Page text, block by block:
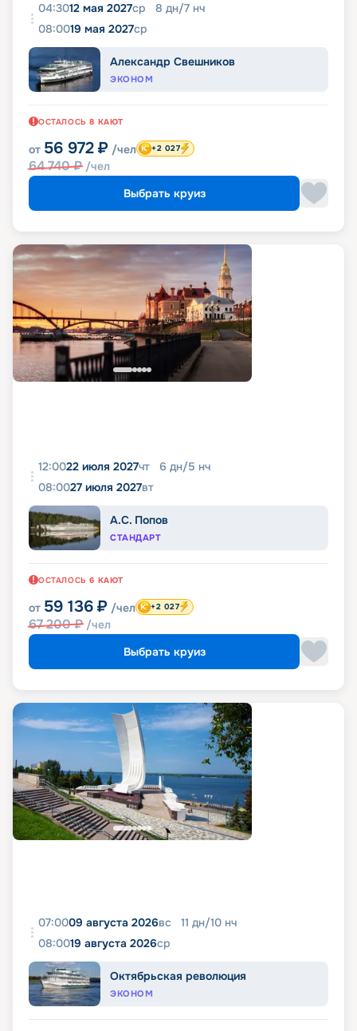
04:3012 мая 2027ср 8 дн/7 нч
08:0019 мая 2027ср
Александр Свешников
ЭКОНОМ
ОСТАЛОСЬ 8 КАЮТ
от 56 972 ₽ /чел
64 740₽ /чел
+2 027
Выбрать круиз
12:0022 июля 2027чт 6 дн/5 нч
08:0027 июля 2027вт
А.С. Попов
СТАНДАРТ
ОСТАЛОСЬ 6 КАЮТ
от 59 136 ₽ /чел
67 200₽ /чел
+2 027
Выбрать круиз
07:0009 августа 2026вс 11 дн/10 нч
08:0019 августа 2026ср
Октябрьская революция
ЭКОНОМ